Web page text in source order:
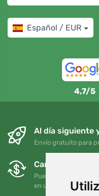
Español / EUR
4,7/5
Al día siguiente
Envío gratuito para
Cambios y
Puede devolver o
en un plazo de 90